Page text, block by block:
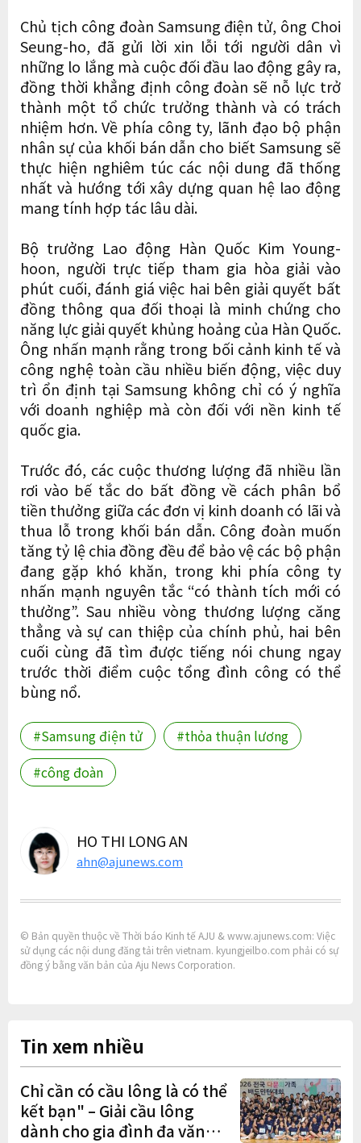
Chủ tịch công đoàn Samsung điện tử, ông Choi
Seung-ho, đã gửi lời xin lỗi tới người dân vì
những lo lắng mà cuộc đối đầu lao động gây ra,
đồng thời khẳng định công đoàn sẽ nỗ lực trở
thành một tổ chức trưởng thành và có trách
nhiệm hơn. Về phía công ty, lãnh đạo bộ phận
nhân sự của khối bán dẫn cho biết Samsung sẽ
thực hiện nghiêm túc các nội dung đã thống
nhất và hướng tới xây dựng quan hệ lao động
mang tính hợp tác lâu dài.
Bộ trưởng Lao động Hàn Quốc Kim Young-
hoon, người trực tiếp tham gia hòa giải vào
phút cuối, đánh giá việc hai bên giải quyết bất
đồng thông qua đối thoại là minh chứng cho
năng lực giải quyết khủng hoảng của Hàn Quốc.
Ông nhấn mạnh rằng trong bối cảnh kinh tế và
công nghệ toàn cầu nhiều biến động, việc duy
trì ổn định tại Samsung không chỉ có ý nghĩa
với doanh nghiệp mà còn đối với nền kinh tế
quốc gia.
Trước đó, các cuộc thương lượng đã nhiều lần
rơi vào bế tắc do bất đồng về cách phân bổ
tiền thưởng giữa các đơn vị kinh doanh có lãi và
thua lỗ trong khối bán dẫn. Công đoàn muốn
tăng tỷ lệ chia đồng đều để bảo vệ các bộ phận
đang gặp khó khăn, trong khi phía công ty
nhấn mạnh nguyên tắc “có thành tích mới có
thưởng”. Sau nhiều vòng thương lượng căng
thẳng và sự can thiệp của chính phủ, hai bên
cuối cùng đã tìm được tiếng nói chung ngay
trước thời điểm cuộc tổng đình công có thể
bùng nổ.
#Samsung điện tử
#thỏa thuận lương
#công đoàn
HO THI LONG AN
ahn@ajunews.com
© Bản quyền thuộc về Thời báo Kinh tế AJU & www.ajunews.com: Việc
sử dụng các nội dung đăng tải trên vietnam. kyungjeilbo.com phải có sự
đồng ý bằng văn bản của Aju News Corporation.
Tin xem nhiều
Chỉ cần có cầu lông là có thể
kết bạn" – Giải cầu lông
dành cho gia đình đa văn